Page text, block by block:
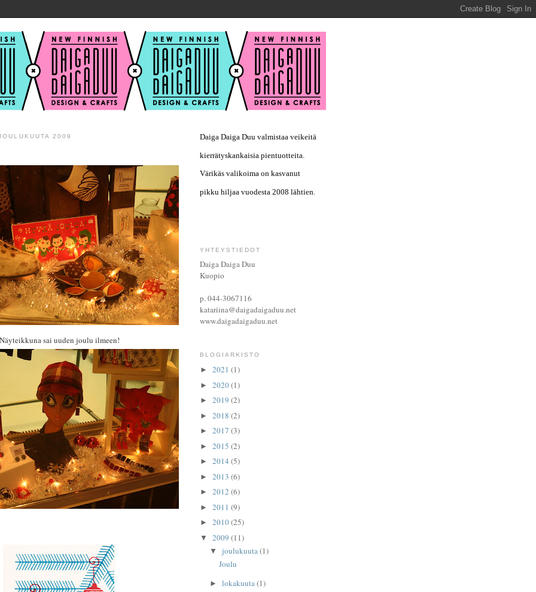
2009
Näyteikkuna sai uuden joulu ilmeen!
Daiga Daiga Duu valmistaa veikeitä
kierrätyskankaisia pientuotteita.
Värikäs valikoima on kasvanut
pikku hiljaa vuodesta 2008 lähtien.
YHTEYSTIEDOT
Daiga Daiga Duu
Kuopio
p. 044-3067116
katariina@daigadaigaduu.net
www.daigadaigaduu.net
BLOGIARKISTO
► 2021 (1)
► 2020(1)
► 2019 (2)
► 2018 (2)
► 2017 (3)
► 2015 (2)
► 2014 (5)
► 2013 (6)
► 2012 (6)
► 2011 (9)
► 2010(25)
▼ 2009 (11)
▼ joulukuuta(1)
Joulu
► lokakuuta(1)